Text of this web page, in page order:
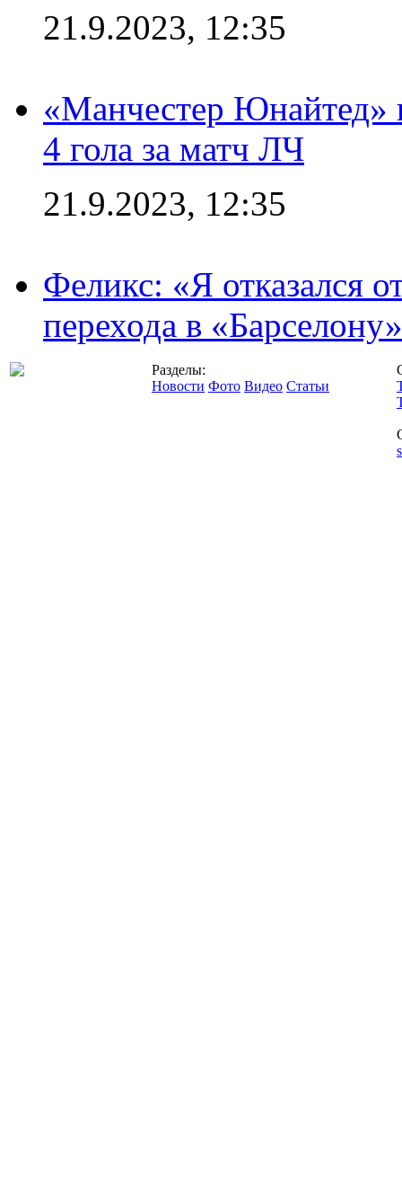
21.9.2023, 12:35
«Манчестер Юнайтед»
4 гола за матч ЛЧ
21.9.2023, 12:35
Феликс: «Я отказался
перехода в «Барселону»
Разделы:
Новости Фото Видео Статьи